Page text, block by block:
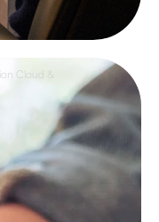
Cloud &